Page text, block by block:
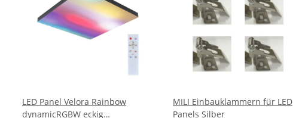
LED Panel Velora Rainbow
dynamicRGBW eckig
MILI Einbauklammern für LED
Panels Silber